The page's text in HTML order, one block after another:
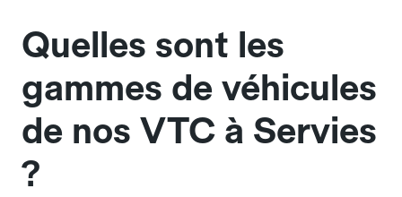
Quelles sont les
gammes de véhicules
de nos VTC à Servies
?